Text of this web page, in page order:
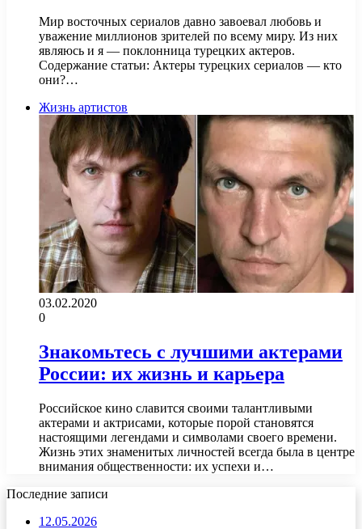
Мир восточных сериалов давно завоевал любовь и
уважение миллионов зрителей по всему миру. Из них
являюсь и я — поклонница турецких актеров.
Содержание статьи: Актеры турецких сериалов — кто
они?…
Жизнь артистов
03.02.2020
0
Знакомьтесь с лучшими актерами
России: их жизнь и карьера
Российское кино славится своими талантливыми
актерами и актрисами, которые порой становятся
настоящими легендами и символами своего времени.
Жизнь этих знаменитых личностей всегда была в центре
внимания общественности: их успехи и…
Последние записи
12.05.2026